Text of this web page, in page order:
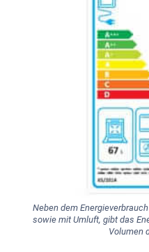
Neben dem
sowie mit Umluft, gibt das
Volumen